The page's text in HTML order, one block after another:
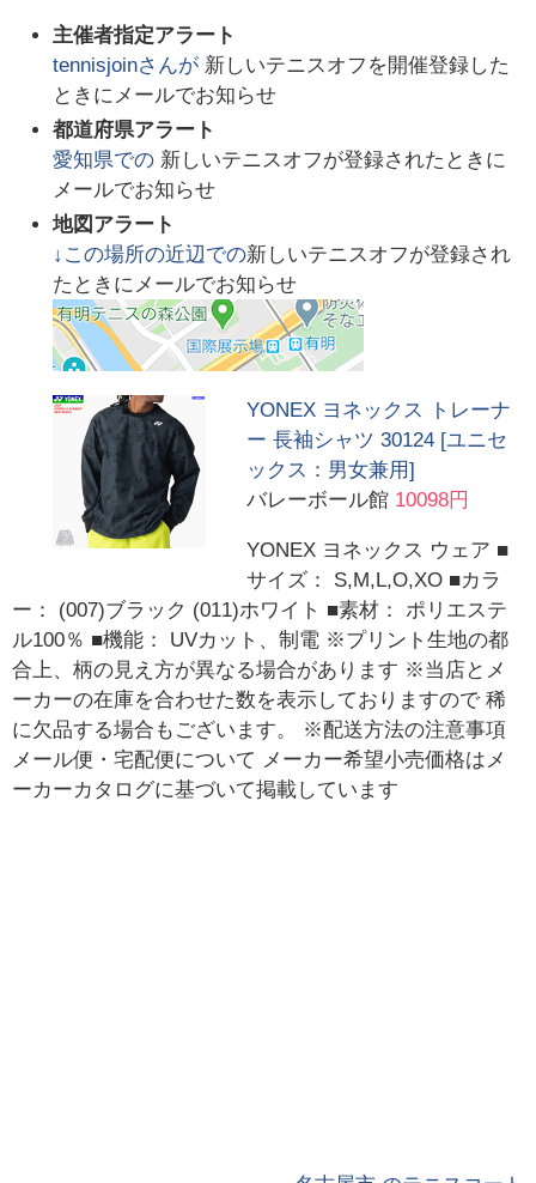
主催者指定アラート
tennisjoinさんが 新しいテニスオフを開催登録した
ときにメールでお知らせ
都道府県アラート
愛知県での 新しいテニスオフが登録されたときに
メールでお知らせ
地図アラート
↓この場所の近辺での新しいテニスオフが登録され
たときにメールでお知らせ
YONEX ヨネックス トレーナ
ー 長袖シャツ 30124 [ユニセ
ックス：男女兼用]
バレーボール館 10098円
YONEX ヨネックス ウェア ■
サイズ： S,M,L,O,XO ■カラ
ー： (007)ブラック (011)ホワイト ■素材： ポリエステ
ル100％ ■機能： UVカット、制電 ※プリント生地の都
合上、柄の見え方が異なる場合があります ※当店とメ
ーカーの在庫を合わせた数を表示しておりますので 稀
に欠品する場合もございます。 ※配送方法の注意事項
メール便・宅配便について メーカー希望小売価格はメ
ーカーカタログに基づいて掲載しています